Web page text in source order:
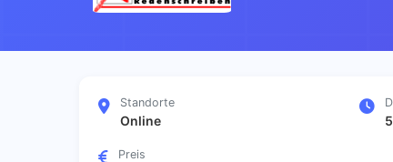
Standorte
Online
Preis